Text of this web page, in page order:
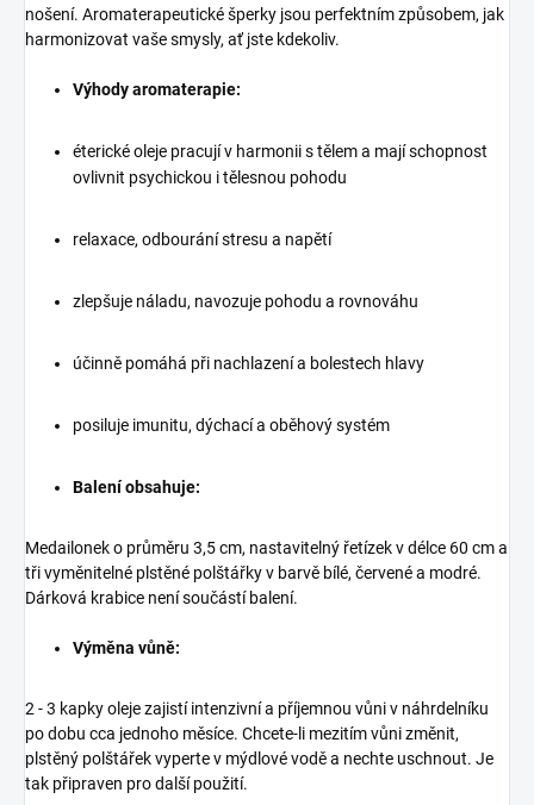
nošení. Aromaterapeutické šperky jsou perfektním způsobem, jak
harmonizovat vaše smysly, ať jste kdekoliv.
Výhody aromaterapie:
éterické oleje pracují v harmonii s tělem a mají schopnost
ovlivnit psychickou i tělesnou pohodu
relaxace, odbourání stresu a napětí
zlepšuje náladu, navozuje pohodu a rovnováhu
účinně pomáhá při nachlazení a bolestech hlavy
posiluje imunitu, dýchací a oběhový systém
Balení obsahuje:
Medailonek o průměru 3,5 cm, nastavitelný řetízek v délce 60 cm a
tři vyměnitelné plstěné polštářky v barvě bílé, červené a modré.
Dárková krabice není součástí balení.
Výměna vůně:
2 - 3 kapky oleje zajistí intenzivní a příjemnou vůni v náhrdelníku
po dobu cca jednoho měsíce. Chcete-li mezitím vůni změnit,
plstěný polštářek vyperte v mýdlové vodě a nechte uschnout. Je
tak připraven pro další použití.